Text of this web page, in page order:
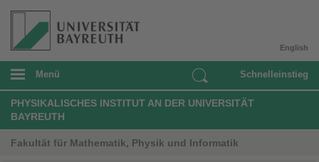
English
Menü Schnelleinstieg
PHYSIKALISCHES INSTITUT AN DER UNIVERSITÄT
BAYREUTH
Fakultät für Mathematik, Physik und Informatik